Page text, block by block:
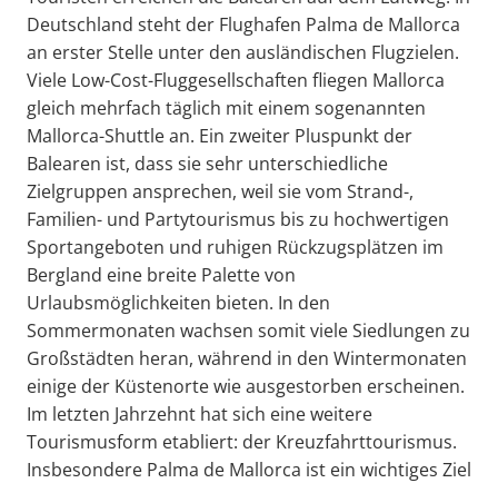
Deutschland steht der Flughafen Palma de Mallorca
an erster Stelle unter den ausländischen Flugzielen.
Viele Low-Cost-Fluggesellschaften fliegen Mallorca
gleich mehrfach täglich mit einem sogenannten
Mallorca-Shuttle an. Ein zweiter Pluspunkt der
Balearen ist, dass sie sehr unterschiedliche
Zielgruppen ansprechen, weil sie vom Strand-,
Familien- und Partytourismus bis zu hochwertigen
Sportangeboten und ruhigen Rückzugsplätzen im
Bergland eine breite Palette von
Urlaubsmöglichkeiten bieten. In den
Sommermonaten wachsen somit viele Siedlungen zu
Großstädten heran, während in den Wintermonaten
einige der Küstenorte wie ausgestorben erscheinen.
Im letzten Jahrzehnt hat sich eine weitere
Tourismusform etabliert: der Kreuzfahrttourismus.
Insbesondere Palma de Mallorca ist ein wichtiges Ziel